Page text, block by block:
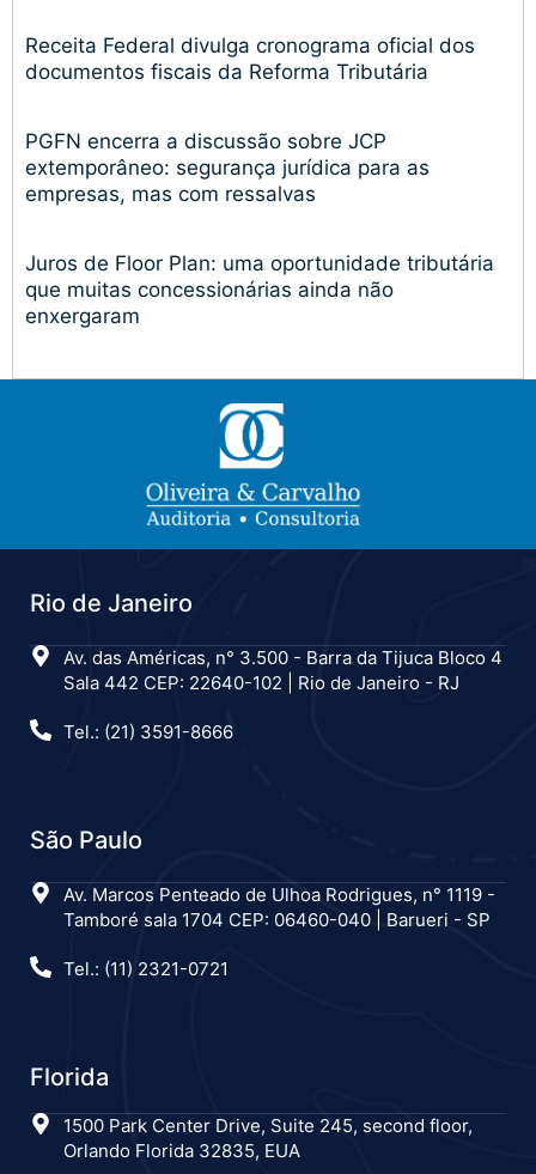
Receita Federal divulga cronograma oficial dos
documentos fiscais da Reforma Tributária
PGFN encerra a discussão sobre JCP
extemporâneo: segurança jurídica para as
empresas, mas com ressalvas
Juros de Floor Plan: uma oportunidade tributária
que muitas concessionárias ainda não
enxergaram
Rio de Janeiro
Av. das Américas, n° 3.500 - Barra da Tijuca Bloco 4
Sala 442 CEP: 22640-102 | Rio de Janeiro - RJ
Tel.: (21) 3591-8666
São Paulo
Av. Marcos Penteado de Ulhoa Rodrigues, n° 1119 -
Tamboré sala 1704 CEP: 06460-040 | Barueri - SP
Tel.: (11) 2321-0721
Florida
1500 Park Center Drive, Suite 245, second floor,
Orlando Florida 32835, EUA